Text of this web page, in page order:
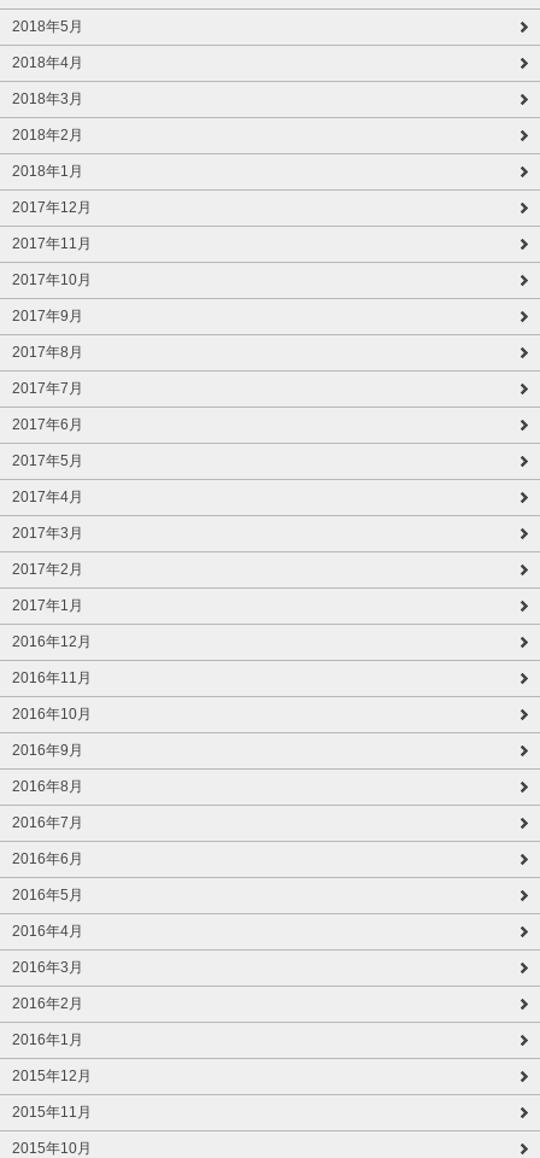
2018年5月
2018年4月
2018年3月
2018年2月
2018年1月
2017年12月
2017年11月
2017年10月
2017年9月
2017年8月
2017年7月
2017年6月
2017年5月
2017年4月
2017年3月
2017年2月
2017年1月
2016年12月
2016年11月
2016年10月
2016年9月
2016年8月
2016年7月
2016年6月
2016年5月
2016年4月
2016年3月
2016年2月
2016年1月
2015年12月
2015年11月
2015年10月